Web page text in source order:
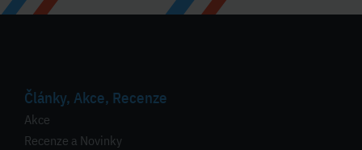
Články, Akce, Recenze
Akce
Recenze a Novinky